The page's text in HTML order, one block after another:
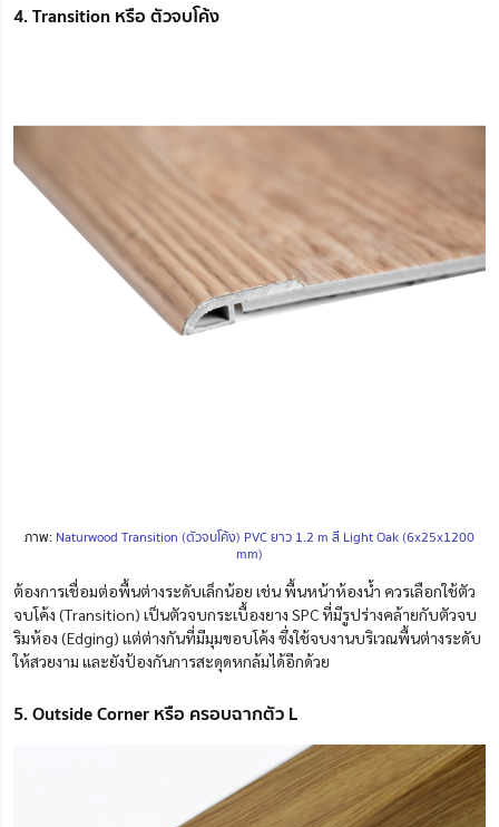
4. Transition หรือ ตัวจบโค้ง
ภาพ: Naturwood Transition (ตัวจบโค้ง) PVC ยาว 1.2 m สี Light Oak (6x25x1200
mm)
ต้องการเชื่อมต่อพื้นต่างระดับเล็กน้อย เช่น พื้นหน้าห้องน้ำ ควรเลือกใช้ตัว
จบโค้ง (Transition) เป็นตัวจบกระเบื้องยาง SPC ที่มีรูปร่างคล้ายกับตัวจบ
ริมห้อง (Edging) แต่ต่างกันที่มีมุมขอบโค้ง ซึ่งใช้จบงานบริเวณพื้นต่างระดับ
ให้สวยงาม และยังป้องกันการสะดุดหกล้มได้อีกด้วย
5. Outside Corner หรือ ครอบฉากตัว L